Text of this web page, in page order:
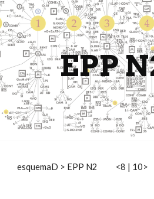
EPP
esquemaD > EPP N2 <8 | 10>